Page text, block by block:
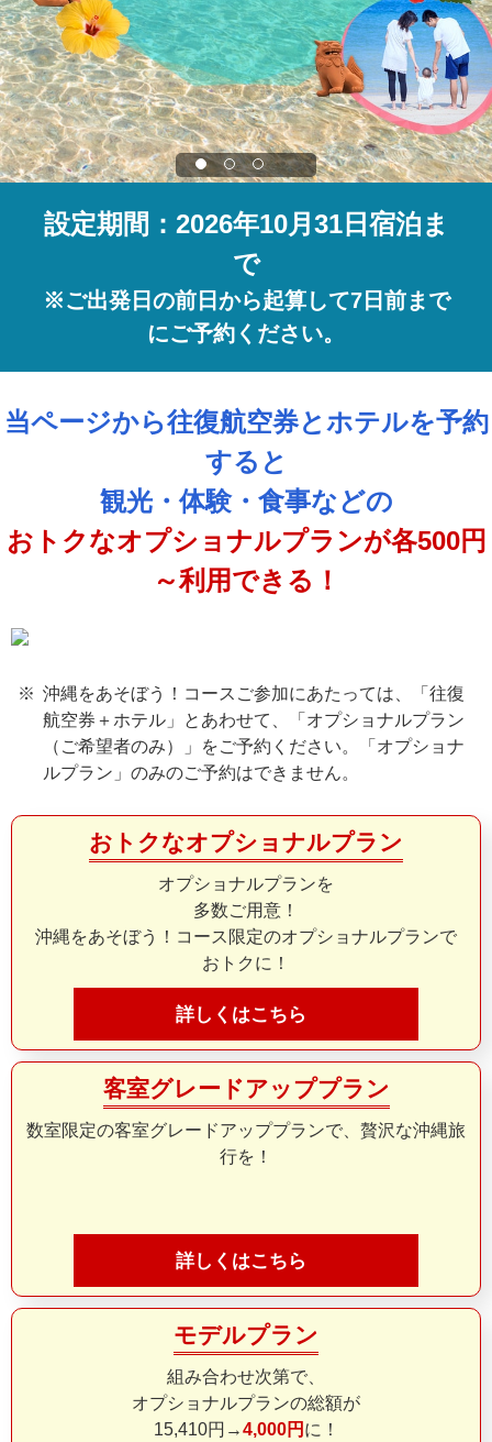
設定期間：2026年10月31日宿泊ま
で
※ご出発日の前日から起算して7日前まで
にご予約ください。
当ページから往復航空券とホテルを予約
すると
観光・体験・食事などの
おトクなオプショナルプランが各500円
～利用できる！
沖縄をあそぼう！コースご参加にあたっては、「往復
航空券＋ホテル」とあわせて、「オプショナルプラン
（ご希望者のみ）」をご予約ください。「オプショナ
ルプラン」のみのご予約はできません。
おトクなオプショナルプラン
オプショナルプランを
多数ご用意！
沖縄をあそぼう！コース限定のオプショナルプランで
おトクに！
詳しくはこちら
客室グレードアッププラン
数室限定の客室グレードアッププランで、贅沢な沖縄旅
行を！
詳しくはこちら
モデルプラン
組み合わせ次第で、
オプショナルプランの総額が
15,410円→4,000円 に！